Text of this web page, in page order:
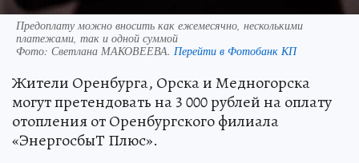
Предоплату можно вносить как ежемесячно, несколькими
платежами, так и одной суммой
Фото: Светлана МАКОВЕЕВА. Перейти в Фотобанк КП
Жители Оренбурга, Орска и Медногорска
могут претендовать на 3 000 рублей на оплату
отопления от Оренбургского филиала
«ЭнергосбыТ Плюс».